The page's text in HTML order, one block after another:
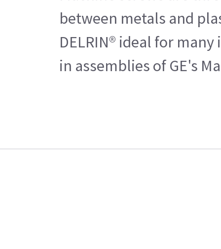
between metals and
DELRIN® ideal for
in assemblies of GE's